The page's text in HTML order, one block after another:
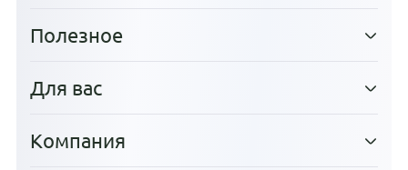
Полезное
Для вас
Компания